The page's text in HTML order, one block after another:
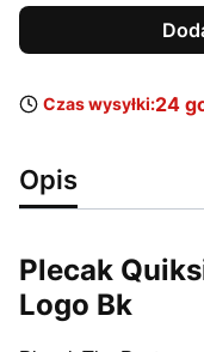
Czas wysyłki:24
Opis
Plecak
Logo Bk